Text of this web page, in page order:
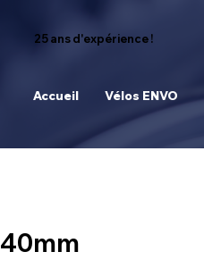
25 ans d'expérience !
Accueil Vélos ENVO
40mm